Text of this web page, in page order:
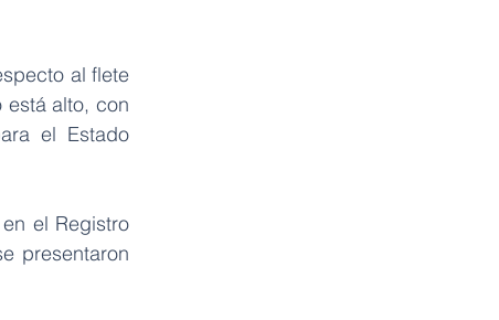
al flete
está alto, con
el Estado
el Registro
presentaron